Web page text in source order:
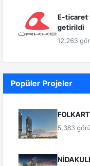
E-ticaret
getirildi
12,263
Popüler Projeler
5,383